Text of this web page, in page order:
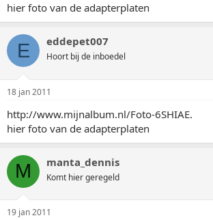
hier foto van de adapterplaten
E eddepet007
Hoort bij de inboedel
18 jan 2011
http://www.mijnalbum.nl/Foto-6SHIAE.
hier foto van de adapterplaten
M manta_dennis
Komt hier geregeld
19 jan 2011